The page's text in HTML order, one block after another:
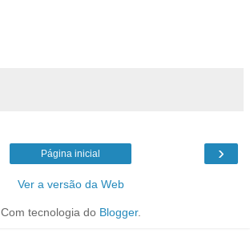
›
Página inicial
Ver a versão da Web
Com tecnologia do Blogger.